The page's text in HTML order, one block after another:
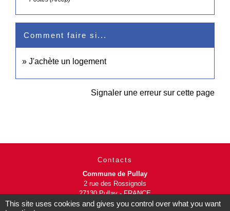
Comment faire si...
J'achète un logement
Signaler une erreur sur cette page
Contacts
Commune de Pullay
2 rue des Rossignols
27130 Pullay - FRANCE
+33 2 32 32 18 58
This site uses cookies and gives you control over what you want